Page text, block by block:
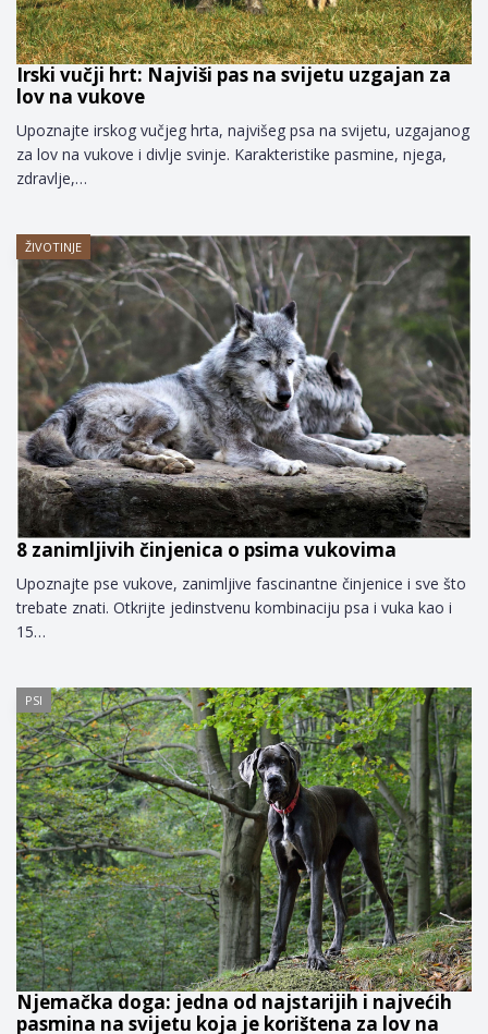
Irski vučji hrt: Najviši pas na svijetu uzgajan za
lov na vukove
Upoznajte irskog vučjeg hrta, najvišeg psa na svijetu, uzgajanog
za lov na vukove i divlje svinje. Karakteristike pasmine, njega,
zdravlje,…
ŽIVOTINJE
8 zanimljivih činjenica o psima vukovima
Upoznajte pse vukove, zanimljive fascinantne činjenice i sve što
trebate znati. Otkrijte jedinstvenu kombinaciju psa i vuka kao i
15…
PSI
Njemačka doga: jedna od najstarijih i najvećih
pasmina na svijetu koja je korištena za lov na